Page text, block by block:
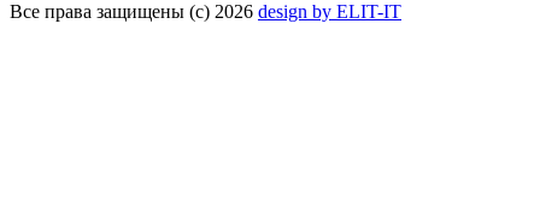
Все права защищены (с) 2026 design by ELIT-IT